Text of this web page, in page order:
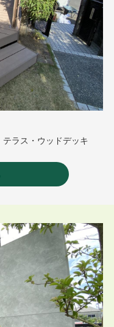
テラス・ウッドデッキ